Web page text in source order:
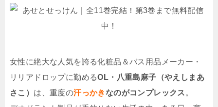
女性に絶大な人気を誇る化粧品＆バス用品メーカー・
リリアドロップに勤めるOL・八重島麻子（やえしまあ
さこ） は、重度の汗っかきなのがコンプレックス 。